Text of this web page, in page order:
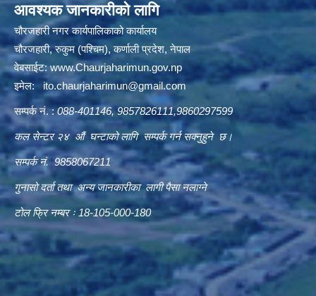
आवश्यक जानकारीको लागि
चौरजहारी नगर कार्यपालिकाको कार्यालय
चौरजहारी, रुकुम (पश्चिम), कर्णाली प्रदेश, नेपाल
वेबसाईट:www.Chaurjaharimun.gov.np
इमेल: ito.chaurjaharimun@gmail.com
सम्पर्क नं. :088-401146, 9857826111,9860297599
कल सेन्टर २४ औं घन्टाको लागि सम्पर्क गर्न सक्नुहुने छ।
सम्पर्क नं. 9858067211
गुनासो दर्ता तथा अन्य जानकारीका लागी पैसा नलाग्ने
टोल फ्रि नम्बर ः 18-105-000-180